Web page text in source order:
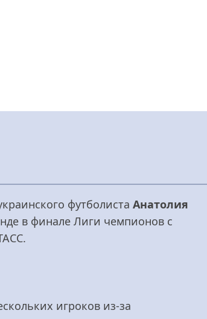
футболиста Анатолия
в финале Лиги чемпионов с
игроков из-за